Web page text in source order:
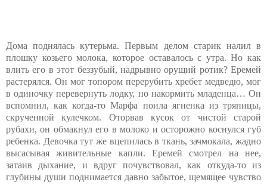
Дома поднялась кутерьма. Первым делом старик налил в
плошку козьего молока, которое оставалось с утра. Но как
влить его в этот беззубый, надрывно орущий ротик? Еремей
растерялся. Он мог топором перерубить хребет медведю, мог
в одиночку перевернуть лодку, но накормить младенца… Он
вспомнил, как когда-то Марфа поила ягненка из тряпицы,
скрученной кулечком. Оторвав кусок от чистой старой
рубахи, он обмакнул его в молоко и осторожно коснулся губ
ребенка. Девочка тут же вцепилась в ткань, зачмокала, жадно
высасывая живительные капли. Еремей смотрел на нее,
затаив дыхание, и вдруг почувствовал, как откуда-то из
глубины души поднимается давно забытое, щемящее чувство